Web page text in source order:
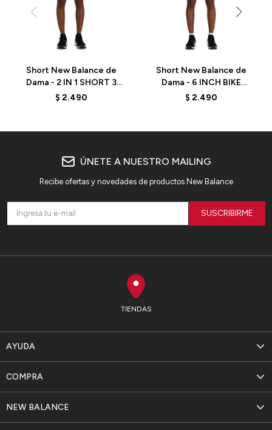
Short New Balance de
Dama - 2 IN 1 SHORT 3
INCH - WS41225BK -
$ 2.490
Short New Balance de
Dama - 6 INCH BIKE
SHORT - WS41114NWG -
$ 2.490
TIENDAS
AYUDA
NEW BALANCE
COMPRA
ÚNETE A NUESTRO MAILING
Recibe ofertas y novedades de productos New Balance
SUSCRIBIRME